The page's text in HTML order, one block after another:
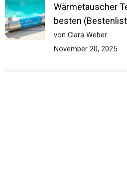
Wärmetauscher
besten (Bestenliste)
von Clara Weber